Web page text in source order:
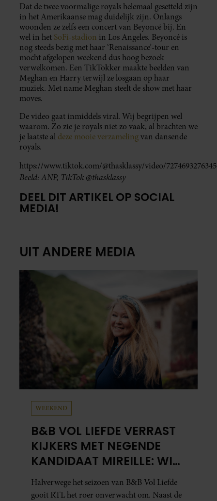
Dat de twee voormalige royals helemaal gesetteld zijn
in het Amerikaanse mag duidelijk zijn. Onlangs
woonden ze zelfs een concert van Beyoncé bij. En
wel in het SoFi-stadion in Los Angeles. Beyoncé is
nog steeds bezig met haar ‘Renaissance’-tour en
mocht afgelopen weekend dus hoog bezoek
verwelkomen. Een TikTokker maakte beelden van
Meghan en Harry terwijl ze losgaan op haar
muziek. Met name Meghan steelt de show met haar
moves.
De video gaat inmiddels viral. Wij begrijpen wel
waarom. Zo zie je royals niet zo vaak, al brachten we
je laatste al deze mooie verzamelingvan dansende
royals.
https://www.tiktok.com/@thasklassy/video/
Beeld: ANP, TikTok @thasklassy
DEEL DIT ARTIKEL OP SOCIAL
MEDIA!
UIT ANDERE MEDIA
WEEKEND
B&B VOL LIEFDE VERRAST
KIJKERS MET NEGENDE
KANDIDAAT MIREILLE: WIE
IS ZIJ EIGENLIJK?
Halverwege het seizoen van B&B Vol Liefde
gooit RTL het roer onverwacht om. Naast de